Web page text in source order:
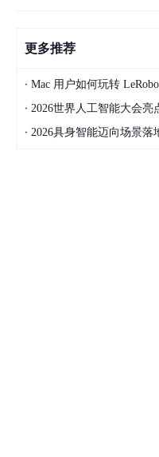
更多推荐
· Mac 用户如何玩转 LeRobot？M3
· 2026世界人工智能大会亮点多
· 2026具身智能迈向场景落地期，库萨